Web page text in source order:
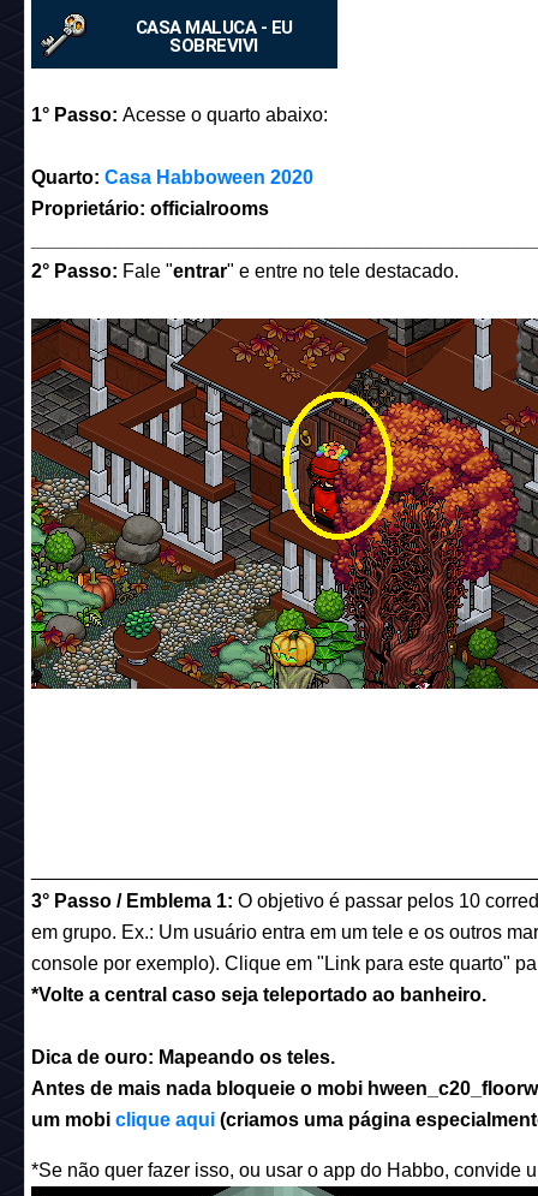
CASA MALUCA - EU
SOBREVIVI
1° Passo: Acesse o quarto abaixo:
Quarto: Casa Habboween 2020
Proprietário: officialrooms
2° Passo: Fale "entrar" e entre no tele destacado.
3° Passo / Emblema 1: O objetivo é passar pelos 10
em grupo. Ex.: Um usuário entra em um tele e os outros
console por exemplo). Clique em "Link para este quarto"
*Volte a central caso seja teleportado ao banheiro.
Dica de ouro: Mapeando os teles.
Antes de mais nada bloqueie o mobi
um mobi clique aqui(criamos uma página
*Se não quer fazer isso, ou usar o app do Habbo, convide